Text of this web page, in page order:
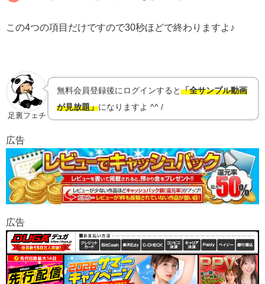
この4つの項目だけですので30秒ほどで終わりますよ♪
足裏フェチ
無料会員登録後にログインすると「全サンプル動画
が見放題」になりますよ ^^ /
広告
広告